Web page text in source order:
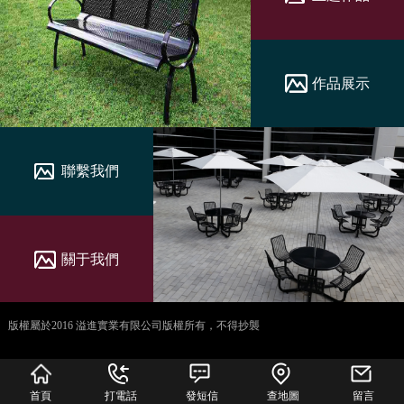
作品展示
聯繫我們
關于我們
版權屬於2016 溢進實業有限公司版權所有，不得抄襲
首頁 打電話 發短信 查地圖 留言